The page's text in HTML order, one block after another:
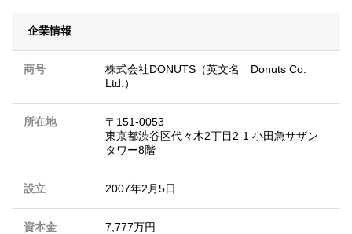
企業情報
商号
株式会社DONUTS（英文名 Donuts Co.
Ltd.）
所在地
〒151-0053
東京都渋谷区代々木2丁目2-1 小田急サザン
タワー8階
設立 2007年2月5日
資本金 7,777万円